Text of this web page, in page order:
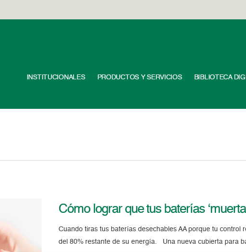
INSTITUCIONALES PRODUCTOS Y SERVICIOS BIBLIOTECA
Cómo lograr que tus baterías
Cuando tiras tus baterías desechables AA porque tu
del 80% restante de su energía. Una nueva cubierta para